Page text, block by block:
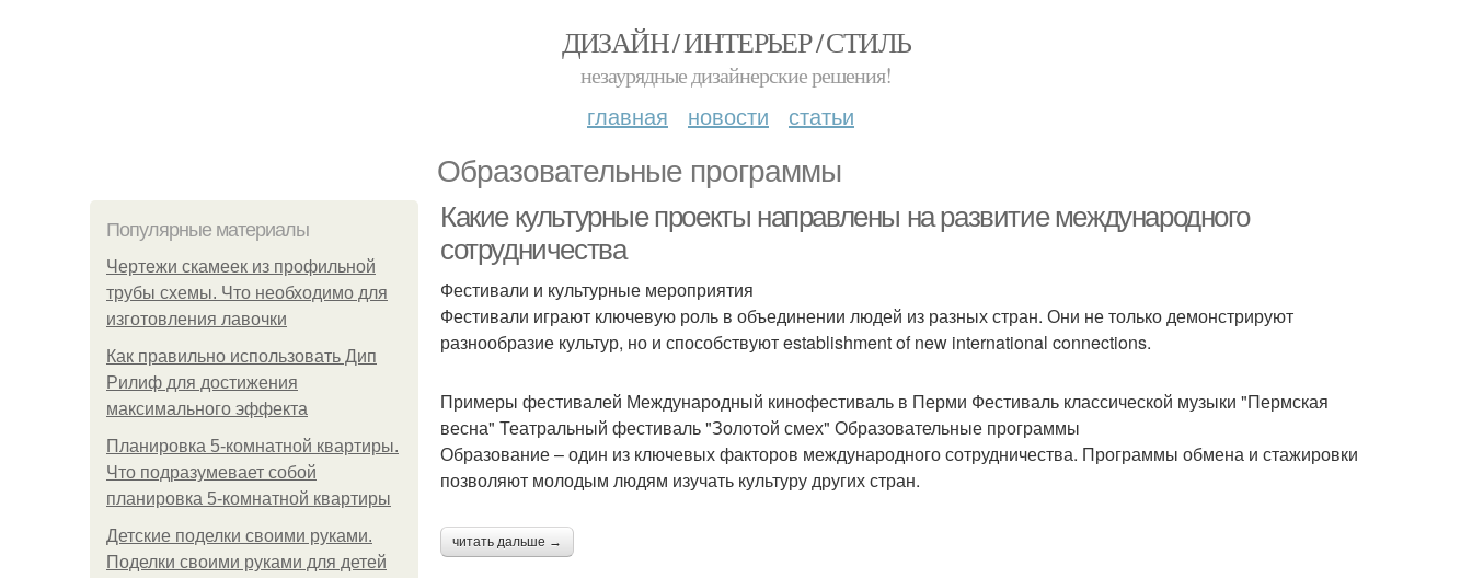
ДИЗАЙН / ИНТЕРЬЕР / СТИЛЬ
незаурядные дизайнерские решения!
главная новости статьи
Образовательные программы
Популярные материалы
Чертежи скамеек из профильной
трубы схемы. Что необходимо для
изготовления лавочки
Как правильно использовать Дип
Рилиф для достижения
максимального эффекта
Планировка 5-комнатной квартиры.
Что подразумевает собой
планировка 5-комнатной квартиры
Детские поделки своими руками.
Поделки своими руками для детей
Какие культурные проекты направлены на развитие международного
сотрудничества
Фестивали и культурные мероприятия
Фестивали играют ключевую роль в объединении людей из разных стран. Они не только демонстрируют
разнообразие культур, но и способствуют establishment of new international connections.
Примеры фестивалей Международный кинофестиваль в Перми Фестиваль классической музыки "Пермская
весна" Театральный фестиваль "Золотой смех" Образовательные программы
Образование – один из ключевых факторов международного сотрудничества. Программы обмена и стажировки
позволяют молодым людям изучать культуру других стран.
читать дальше →